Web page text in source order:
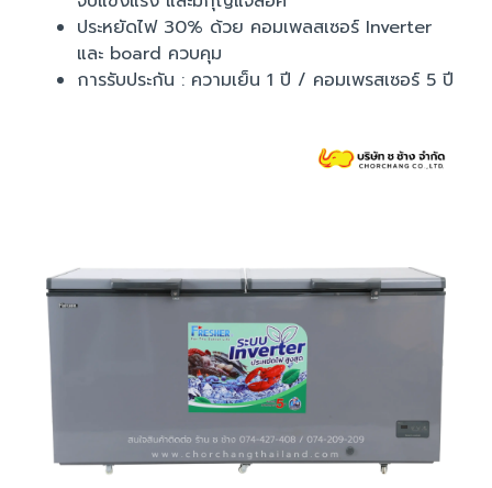
ประหยัดไฟ 30% ด้วย คอมเพลสเซอร์ Inverter
และ board ควบคุม
การรับประกัน : ความเย็น 1 ปี / คอมเพรสเซอร์ 5 ปี